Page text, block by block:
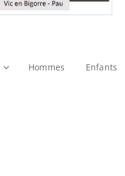
Hommes Enfants